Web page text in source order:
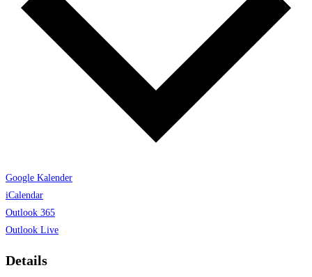
Google Kalender
iCalendar
Outlook 365
Outlook Live
Details